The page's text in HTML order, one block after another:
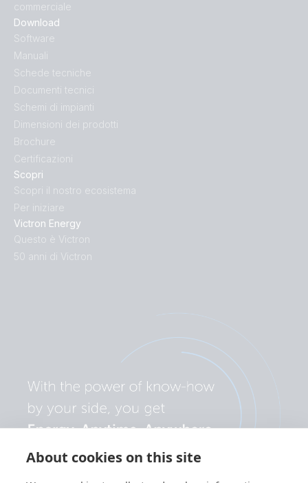
About cookies on this site
Scopri
Scopri il nostro ecosistema
Per iniziare
Victron Energy
Questo è Victron
50 anni di Victron
Download
Software
Manuali
Schede tecniche
Documenti tecnici
Schemi di impianti
Dimensioni dei prodotti
Brochure
Certificazioni
commerciale